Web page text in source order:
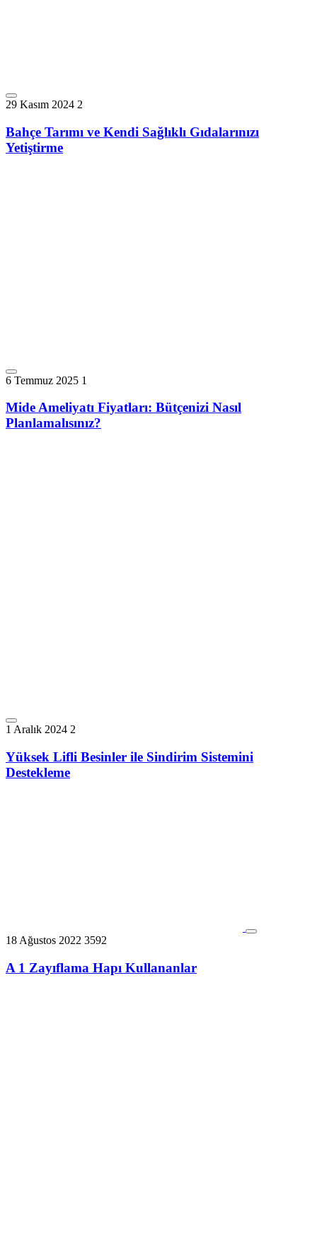
29 Kasım 2024 2
Bahçe Tarımı ve Kendi Sağlıklı Gıdalarınızı
Yetiştirme
6 Temmuz 2025 1
Mide Ameliyatı Fiyatları: Bütçenizi Nasıl
Planlamalısınız?
1 Aralık 2024 2
Yüksek Lifli Besinler ile Sindirim Sistemini
Destekleme
18 Ağustos 2022 3592
A 1 Zayıflama Hapı Kullananlar